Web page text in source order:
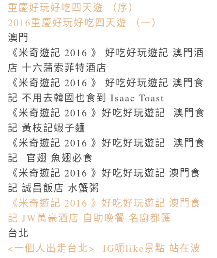
重慶好玩好吃四天遊 （序）
2016重慶好玩好吃四天遊 （一）
澳門
《米奇遊記 2016 》 好吃好玩遊記 澳門酒
店 十六蒲索菲特酒店
《米奇遊記 2016 》 好吃好玩遊記 澳門食
記 不用去韓國也食到 Isaac Toast
《米奇遊記 2016 》好吃好玩遊記 澳門食
記 黃枝記蝦子麵
《米奇遊記 2016 》好吃好玩遊記 澳門食
記 官翅 魚翅必食
《米奇遊記 2016 》好吃好玩遊記 澳門食
記 誠昌飯店 水蟹粥
《米奇遊記 2016 》好吃好玩遊記 澳門食
記 JW萬豪酒店 自助晚餐 名廚都匯
台北
<一個人出走台北> IG呃like景點 站在波